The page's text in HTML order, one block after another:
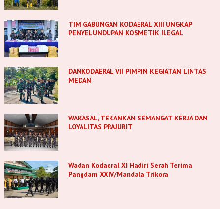
TIM GABUNGAN KODAERAL XIII UNGKAP
PENYELUNDUPAN KOSMETIK ILEGAL
DANKODAERAL VII PIMPIN KEGIATAN LINTAS
MEDAN
WAKASAL, TEKANKAN SEMANGAT KERJA DAN
LOYALITAS PRAJURIT
Wadan Kodaeral XI Hadiri Serah Terima
Pangdam XXIV/Mandala Trikora